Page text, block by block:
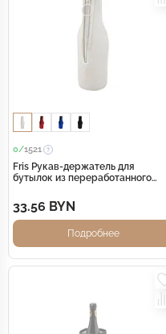
0/1521
Fris Рукав-держатель для
бутылок из переработанного
33.56 BYN
Подробнее